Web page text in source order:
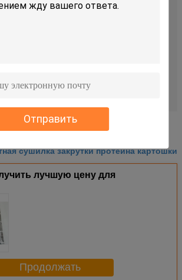
Отправить
вращая барабанчика,
скоростная сушилка закрутки протеина
вращая барабанчика
сушилка закрутки
сушилка закрутки протеина картошки
лучшую цену для
Продолжать